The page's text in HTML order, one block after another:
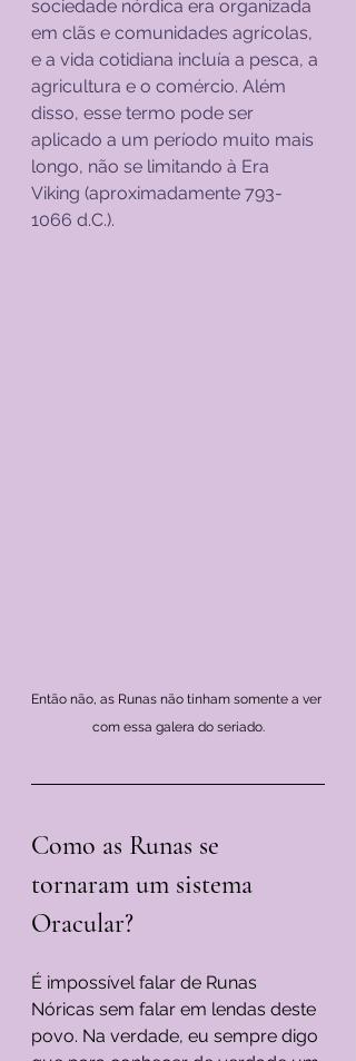
sociedade nórdica era organizada
em clãs e comunidades agrícolas,
e a vida cotidiana incluía a pesca, a
agricultura e o comércio. Além
disso, esse termo pode ser
aplicado a um período muito mais
longo, não se limitando à Era
Viking (aproximadamente 793-
1066 d.C.).
Então não, as Runas não tinham somente a ver
com essa galera do seriado.
Como as Runas se
tornaram um sistema
Oracular?
É impossível falar de Runas
Nóricas sem falar em lendas deste
povo. Na verdade, eu sempre digo